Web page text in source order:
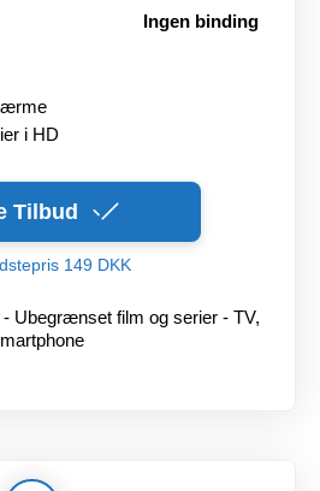
Ingen binding
i HD
Tilbud
149 DKK
Ubegrænset film og serier - TV,